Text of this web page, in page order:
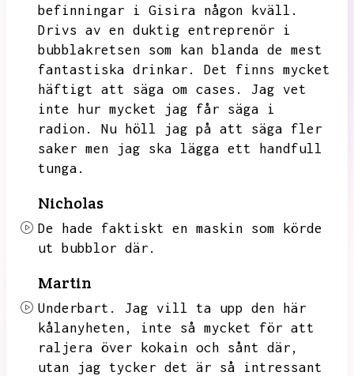
befinningar i Gisira någon kväll.
Drivs av en duktig entreprenör i
bubblakretsen som kan blanda de mest
fantastiska drinkar.
Det finns mycket
häftigt att säga om cases.
Jag vet
inte hur mycket jag får säga i
radion.
Nu höll jag på att säga fler
saker men jag ska lägga ett handfull
tunga.
Nicholas
De hade faktiskt en maskin som körde
ut bubblor där.
Martin
Underbart.
Jag vill ta upp den här
kålanyheten,
inte så mycket för att
raljera över kokain och sånt där,
utan jag tycker det är så intressant